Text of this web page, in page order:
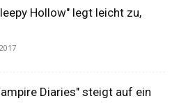
Hollow" legt leicht zu,
Diaries" steigt auf ein